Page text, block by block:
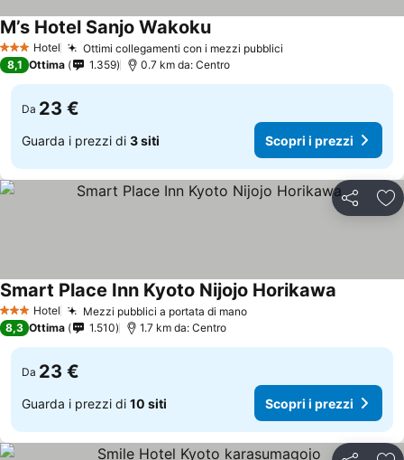
3 StelleHotel Ottimi collegamenti con i mezzi pubblici
M’s Hotel Sanjo Wakoku
8,1 Ottima 1.359 0.7 km da: Centro
Da 23 €
Guarda i prezzi di 3 siti Scopri i prezzi
Condividi
3 StelleHotel Mezzi pubblici a portata di mano
Smart Place Inn Kyoto Nijojo Horikawa
8,3 Ottima 1.510 1.7 km da: Centro
Da 23 €
Guarda i prezzi di 10 siti Scopri i prezzi